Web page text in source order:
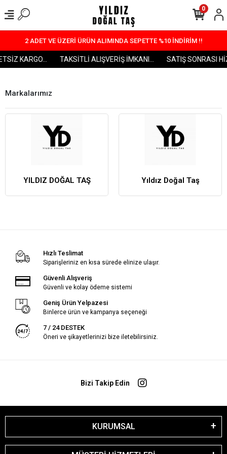
2 ADET VE ÜZERİ ÜRÜN ALIMINDA SEPETTE %10 İNDİRİM !!
KARGO... TAKSİTLİ ALIŞVERİŞ İMKANI... SATIŞ SONRASI
0
Markalarımız
YILDIZ DOĞAL TAŞ Yıldız Doğal Taş
Hızlı Teslimat
Siparişleriniz en kısa sürede elinize ulaşır.
Güvenli Alışveriş
Güvenli ve kolay ödeme sistemi
Geniş Ürün Yelpazesi
Binlerce ürün ve kampanya seçeneği
7 / 24 DESTEK
Öneri ve şikayetlerinizi bize iletebilirsiniz.
Bizi Takip Edin
KURUMSAL